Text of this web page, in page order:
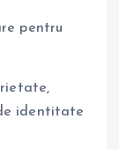
pentru
identitate